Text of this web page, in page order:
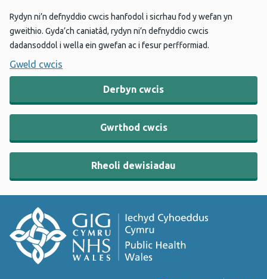
Rydyn ni’n defnyddio cwcis hanfodol i sicrhau fod y wefan yn
gweithio. Gyda’ch caniatâd, rydyn ni’n defnyddio cwcis
dadansoddol i wella ein gwefan ac i fesur perfformiad.
Gweld cwcis
Derbyn cwcis
Gwrthod cwcis
Rheoli dewisiadau